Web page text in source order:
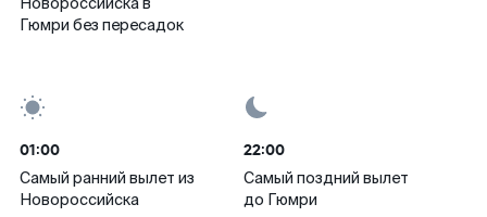
Гюмри без пересадок
01:00
Самый ранний вылет из
Новороссийска
22:00
Самый поздний вылет
до Гюмри